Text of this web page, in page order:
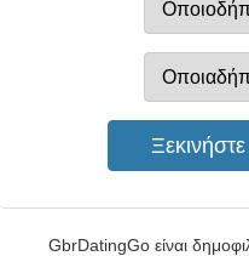
GbrDatingGo είναι